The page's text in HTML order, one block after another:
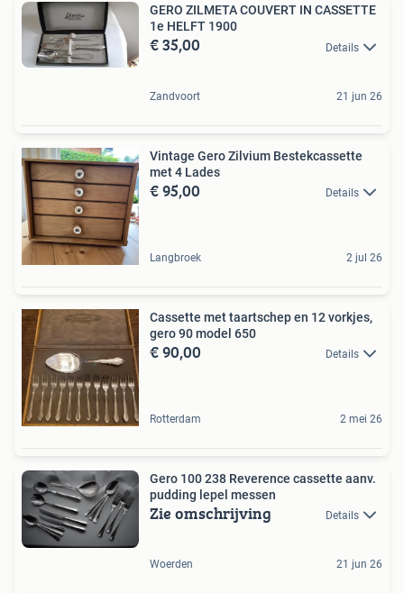
GERO ZILMETA COUVERT IN CASSETTE
1e HELFT 1900
€ 35,00 Details
Zandvoort 21 jun 26
Vintage Gero Zilvium Bestekcassette
met 4 Lades
€ 95,00 Details
Langbroek 2 jul 26
Cassette met taartschep en 12 vorkjes,
gero 90 model 650
€ 90,00 Details
Rotterdam 2 mei 26
Gero 100 238 Reverence cassette aanv.
pudding lepel messen
Zie omschrijving Details
Woerden 21 jun 26